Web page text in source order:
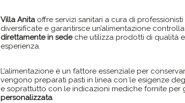
Villa Anita offre servizi sanitari a cura di
diversificate e garantirsce un’alimentazione
direttamente in sedeche utilizza prodotti di qualità
esperienza.
L’alimentazione è un fattore essenziale per
vengono preparati pasti in linea con le esigenze
e soprattutto con le indicazioni mediche fornite per
personalizzata.